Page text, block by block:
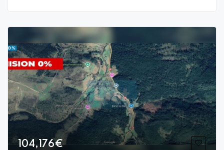
104,176€